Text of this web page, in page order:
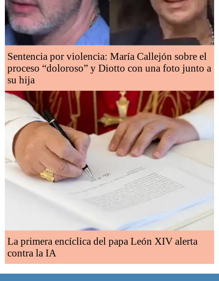
Sentencia por violencia: María Callejón sobre el
proceso “doloroso” y Diotto con una foto junto a
su hija
La primera encíclica del papa León XIV alerta
contra la IA